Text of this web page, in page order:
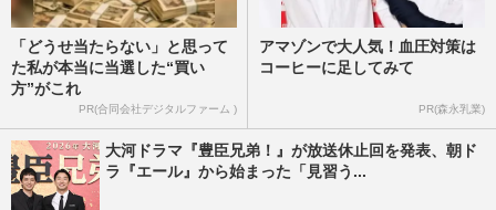
「どうせ当たらない」と思って
た私が本当に当選した“買い
方”がこれ
PR(合同会社デジタルファーム )
アマゾンで大人気！血圧対策は
コーヒーに足してみて
PR(森永乳業)
大河ドラマ『豊臣兄弟！』が放送休止回を発表、朝ド
ラ『エール』から始まった「見習う...